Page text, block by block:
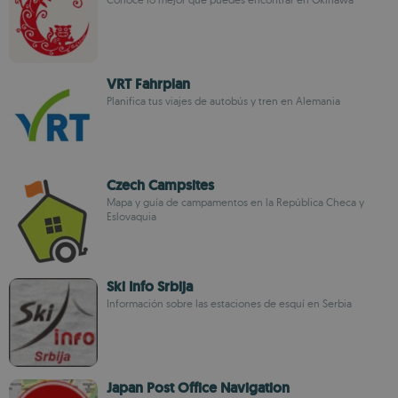
VRT Fahrplan
Planifica tus viajes de autobús y tren en Alemania
Czech Campsites
Mapa y guía de campamentos en la República Checa y
Eslovaquia
Ski Info Srbija
Información sobre las estaciones de esquí en Serbia
Japan Post Office Navigation